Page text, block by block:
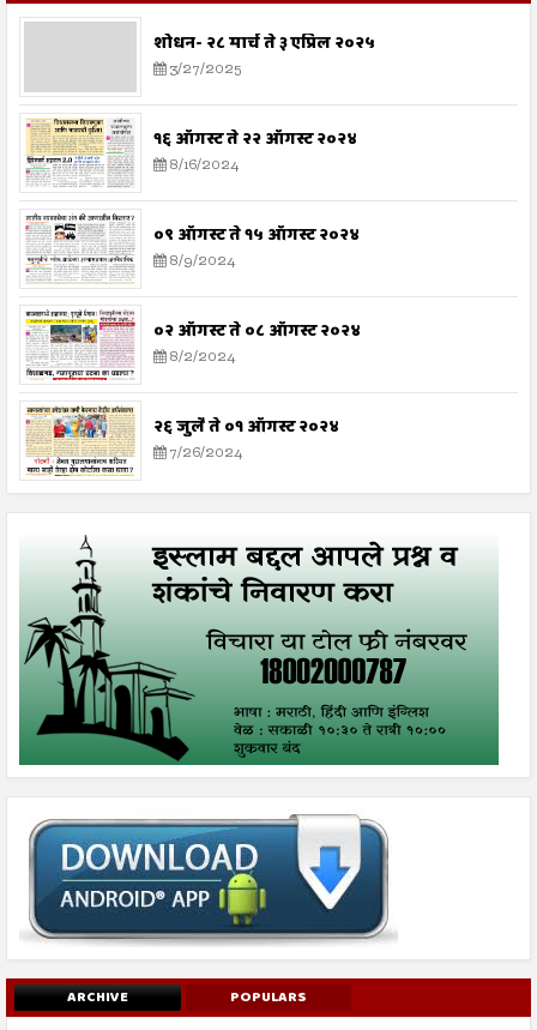
शोधन- २८ मार्च ते ३ एप्रिल २०२५
3/27/2025
१६ ऑगस्ट ते २२ ऑगस्ट २०२४
8/16/2024
०९ ऑगस्ट ते १५ ऑगस्ट २०२४
8/9/2024
०२ ऑगस्ट ते ०८ ऑगस्ट २०२४
8/2/2024
२६ जुलै ते ०१ ऑगस्ट २०२४
7/26/2024
ARCHIVE POPULARS